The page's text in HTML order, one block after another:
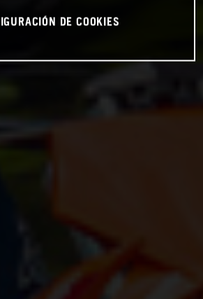
DE COOKIES